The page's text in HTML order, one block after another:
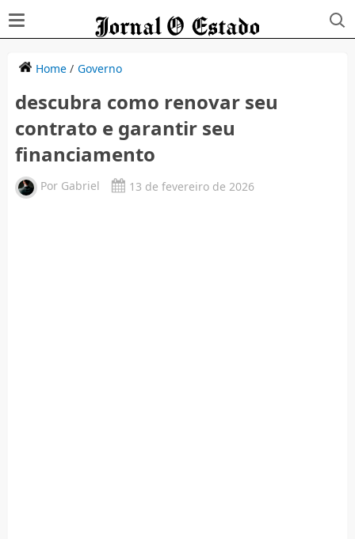
Home/ Governo
descubra como renovar seu
contrato e garantir seu
financiamento
Por Gabriel 13 de fevereiro de 2026